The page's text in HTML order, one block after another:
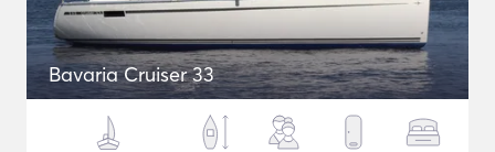
Bavaria Cruiser 33